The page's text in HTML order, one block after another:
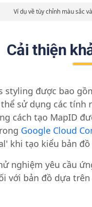
Ví dụ về tùy chỉnh màu sắc
Cải thiện
styling được bao
sử dụng các tính
cách tạo MapID
Google Cloud
khi tạo kiểu bản
nghiệm yêu cầu
với bản đồ dựa